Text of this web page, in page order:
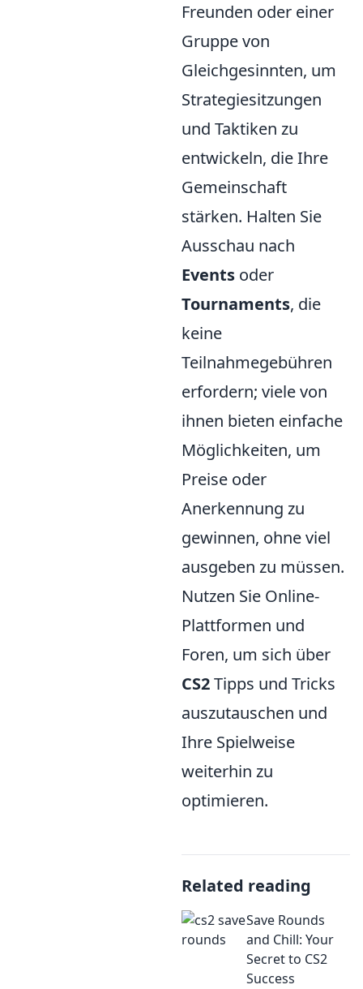
Freunden oder einer
Gruppe von
Gleichgesinnten, um
Strategiesitzungen
und Taktiken zu
entwickeln, die Ihre
Gemeinschaft
stärken. Halten Sie
Ausschau nach
Events oder
Tournaments, die
keine
Teilnahmegebühren
erfordern; viele von
ihnen bieten einfache
Möglichkeiten, um
Preise oder
Anerkennung zu
gewinnen, ohne viel
ausgeben zu müssen.
Nutzen Sie Online-
Plattformen und
Foren, um sich über
CS2Tipps und Tricks
auszutauschen und
Ihre Spielweise
weiterhin zu
optimieren.
Related reading
Save Rounds
and Chill: Your
Secret to CS2
Success